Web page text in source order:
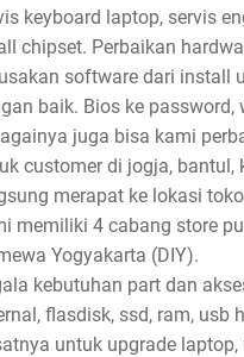
keyboard laptop, servis
chipset. Perbaikan
software dari install
baik. Bios ke
juga bisa kami
customer di jogja,
merapat ke lokasi
memiliki 4 cabang store
Yogyakarta (DIY).
kebutuhan part dan
flasdisk, ssd, ram, usb
untuk upgrade